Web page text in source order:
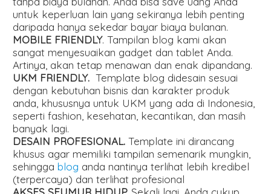
untuk keperluan lain yang sekiranya lebih penting
daripada hanya sekedar bayar biaya bulanan.
MOBILE FRIENDLY. Tampilan blog kami akan
sangat menyesuaikan gadget dan tablet Anda.
Artinya, akan tetap menawan dan enak dipandang.
UKM FRIENDLY. Template blog didesain sesuai
dengan kebutuhan bisnis dan karakter produk
anda, khususnya untuk UKM yang ada di Indonesia,
seperti fashion, kesehatan, kecantikan, dan masih
banyak lagi.
DESAIN PROFESIONAL. Template ini dirancang
khusus agar memiliki tampilan semenarik mungkin,
sehinggablog anda nantinya terlihat lebih kredibel
(terpercaya) dan terlihat profesional